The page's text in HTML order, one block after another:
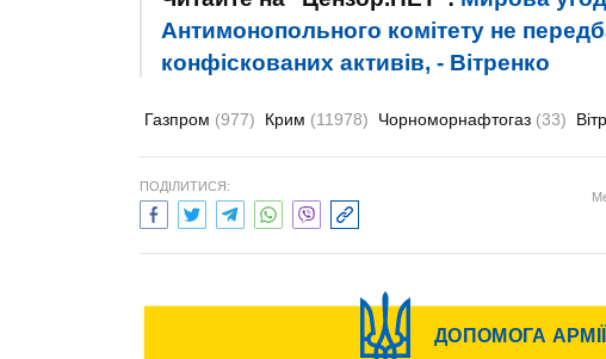
Антимонопольного комітету не
конфіскованих активів, - Вітренко
Газпром (977) Крим (11978) Чорноморнафтогаз (33)
ПОДІЛИТИСЯ: